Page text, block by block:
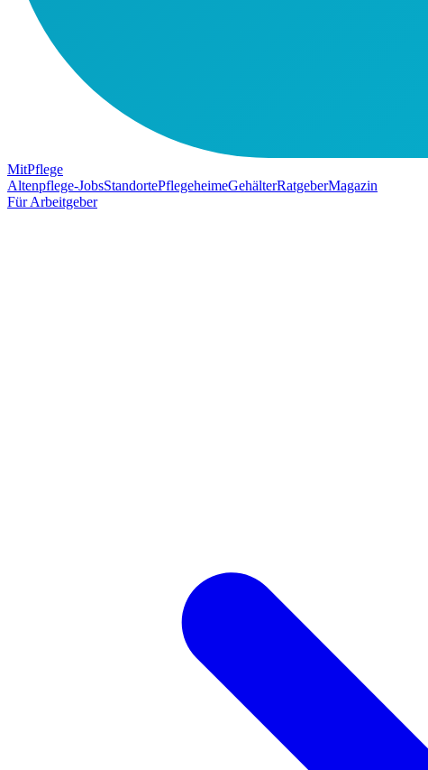
MitPflege
Altenpflege-JobsStandortePflegeheimeGehälterRatgeberMagazin
Für Arbeitgeber